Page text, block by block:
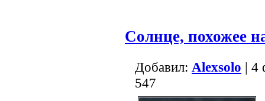
Солнце, похожее
Добавил: Alexsolo | 4
547